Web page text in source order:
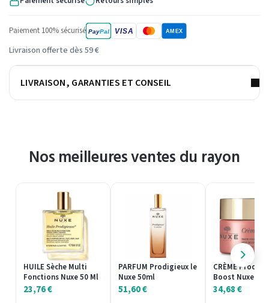
Paiement 100% sécurisé PayPal VISA AMEX
Livraison offerte dès 59 €
LIVRAISON, GARANTIES ET CONSEIL
Nos meilleures ventes du rayon
HUILE Sèche Multi
Fonctions Nuxe 50 Ml
23,76€
PARFUM Prodigieux le
Nuxe 50ml
51,60€
CRÈME
Boost Nuxe
34,68€